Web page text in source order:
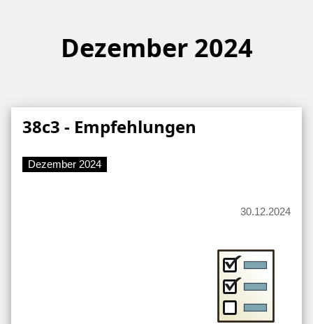
Dezember 2024
38c3 - Empfehlungen
Dezember 2024
30.12.2024